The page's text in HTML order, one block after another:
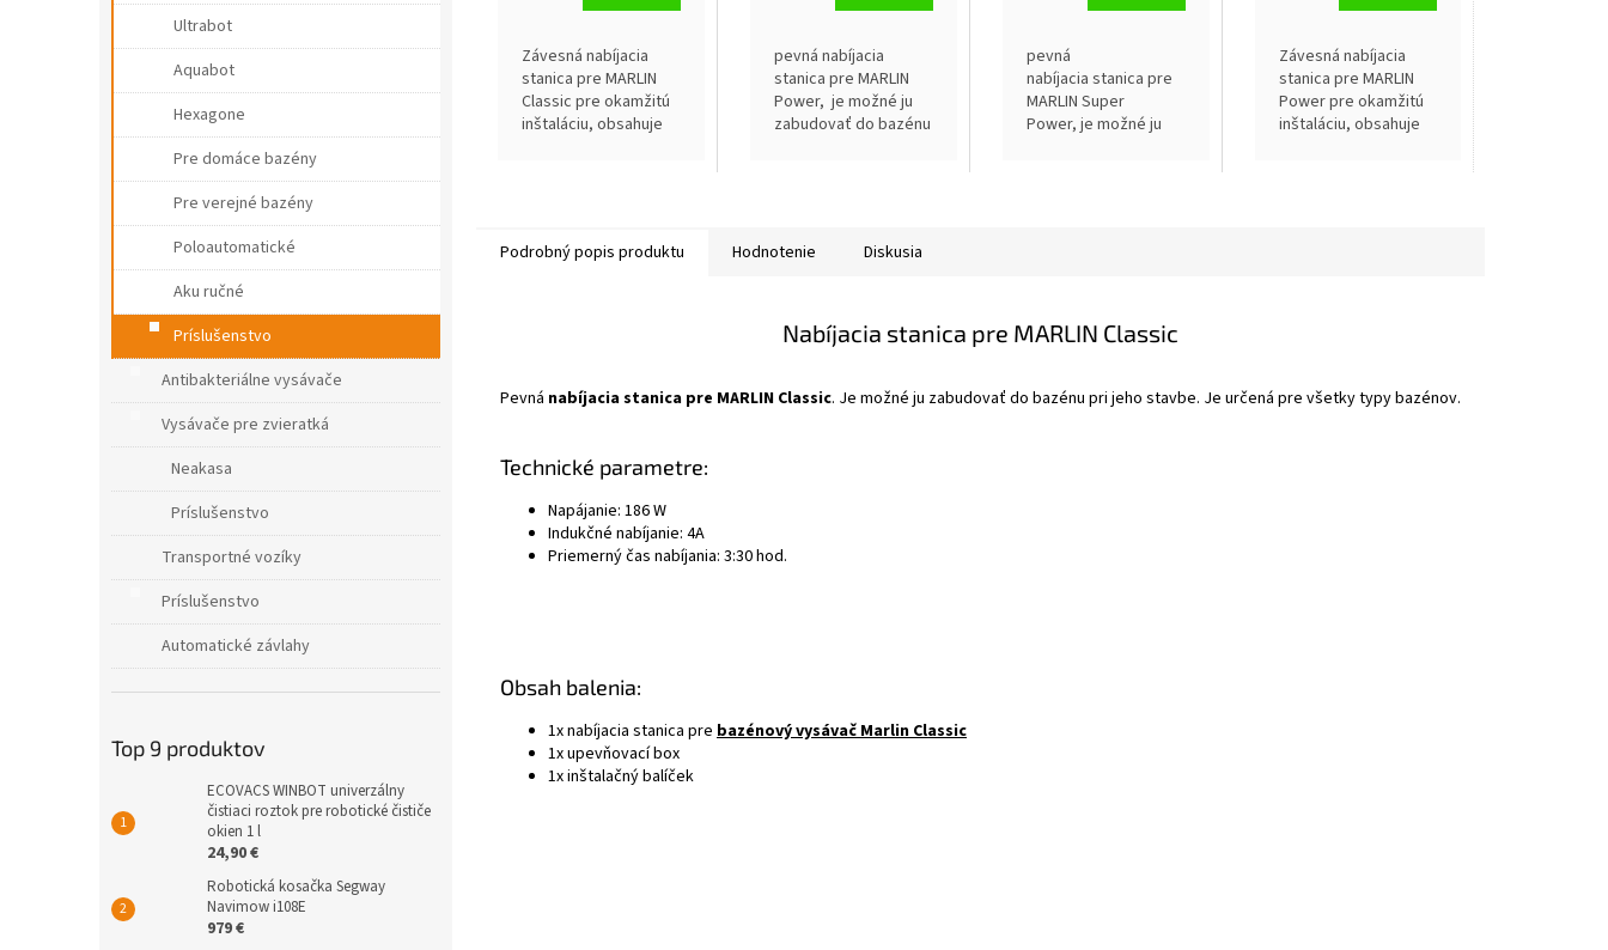
Ultrabot
Aquabot
Hexagone
Pre domáce bazény
Pre verejné bazény
Poloautomatické
Aku ručné
Príslušenstvo
Antibakteriálne vysávače
Vysávače pre zvieratká
Neakasa
Príslušenstvo
Transportné vozíky
Príslušenstvo
Automatické závlahy
Top 9 produktov
ECOVACS WINBOT univerzálny
čistiaci roztok pre robotické čističe
okien 1 l
24,90 €
Robotická kosačka Segway
Navimow i108E
979 €
Závesná nabíjacia
stanica pre MARLIN
Classic pre okamžitú
inštaláciu, obsahuje
pevná nabíjacia
stanica pre MARLIN
Power, je možné ju
zabudovať do bazénu
pevná
nabíjacia stanica pre
MARLIN Super
Power, je možné ju
Závesná nabíjacia
stanica pre MARLIN
Power pre okamžitú
inštaláciu, obsahuje
Podrobný popis produktu Hodnotenie Diskusia
Nabíjacia stanica pre MARLIN Classic
Pevná nabíjacia stanica pre MARLIN Classic. Je možné ju zabudovať do bazénu pri jeho stavbe. Je určená pre všetky typy bazénov.
Technické parametre:
Napájanie: 186 W
Indukčné nabíjanie: 4A
Priemerný čas nabíjania: 3:30 hod.
Obsah balenia:
1x nabíjacia stanica pre bazénový vysávač Marlin Classic
1x upevňovací box
1x inštalačný balíček